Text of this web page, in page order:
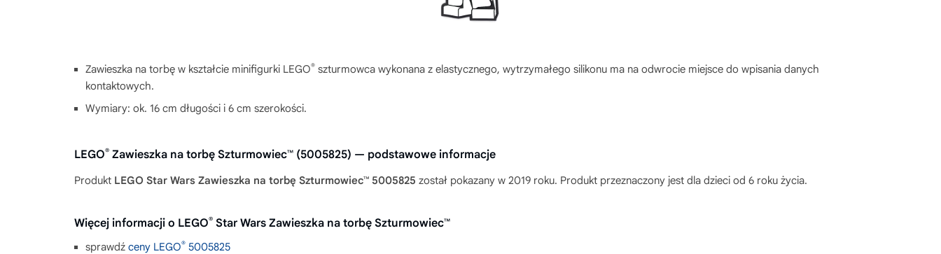
Zawieszka na torbę w kształcie minifigurki LEGO® szturmowca wykonana z elastycznego, wytrzymałego silikonu ma na odwrocie miejsce do wpisania danych
kontaktowych.
Wymiary: ok. 16 cm długości i 6 cm szerokości.
LEGO® Zawieszka na torbę Szturmowiec™ (5005825) — podstawowe informacje
Produkt LEGO Star Wars Zawieszka na torbę Szturmowiec™ 5005825 został pokazany w 2019 roku. Produkt przeznaczony jest dla dzieci od 6 roku życia.
Więcej informacji o LEGO® Star Wars Zawieszka na torbę Szturmowiec™
sprawdź ceny LEGO® 5005825